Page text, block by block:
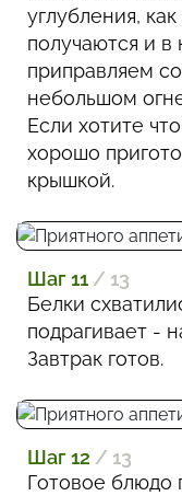
углубления,
получаются и в
приправляем
небольшом
Если хотите
хорошо
крышкой.
Шаг 11 / 13
Белки
подрагивает -
Завтрак готов.
Шаг 12 / 13
Готовое блюдо